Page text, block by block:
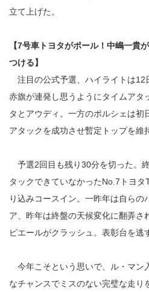
立て上げた。
【7号車トヨタがポール！中嶋一貴
つける】
注目の公式予選、ハイライトは12
赤旗が連発し思うようにタイムアタ
タとアウディ。一方のポルシェは初
アタックを成功させ暫定トップを維
予選2回目も残り30分を切った。
タックできていなかったNo.7トヨ
り込みコースイン。一昨年は自らの
ア、昨年は終盤の天候変化に翻弄さ
ピエールがクラッシュ。表彰台を逃
今年こそという思いで、ル・マン
なチャンスでミスのない完璧な走り